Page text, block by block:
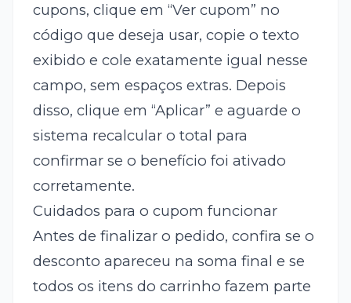
cupons, clique em “Ver cupom” no
código que deseja usar, copie o texto
exibido e cole exatamente igual nesse
campo, sem espaços extras. Depois
disso, clique em “Aplicar” e aguarde o
sistema recalcular o total para
confirmar se o benefício foi ativado
corretamente.
Cuidados para o cupom funcionar
Antes de finalizar o pedido, confira se o
desconto apareceu na soma final e se
todos os itens do carrinho fazem parte